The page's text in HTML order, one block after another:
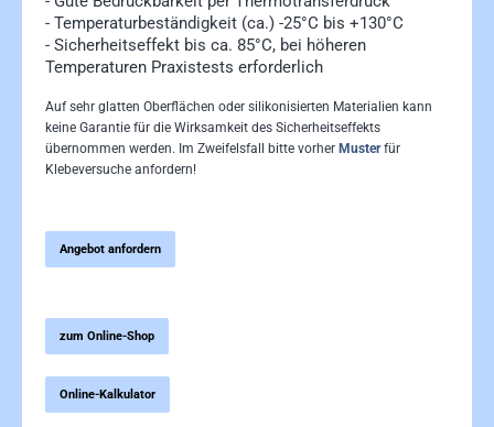
- Temperaturbeständigkeit (ca.) -25°C bis +130°C
- Sicherheitseffekt bis ca. 85°C, bei höheren
Temperaturen Praxistests erforderlich
Auf sehr glatten Oberflächen oder silikonisierten Materialien kann
keine Garantie für die Wirksamkeit des Sicherheitseffekts
übernommen werden. Im Zweifelsfall bitte vorher Musterfür
Klebeversuche anfordern!
Angebot anfordern
zum Online-Shop
Online-Kalkulator